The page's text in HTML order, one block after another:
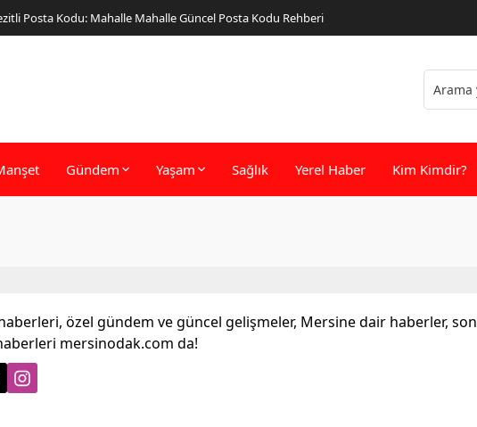
Posta Kodu: Mahalle Mahalle Güncel Posta Kodu Rehberi
Gündem Yaşam Sağlık Yerel Haber Kim Kimdir?
özel gündem ve güncel gelişmeler, Mersine dair haberler, son
mersinodak.com da!